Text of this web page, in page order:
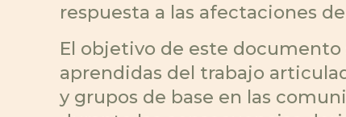
respuesta a las afectaciones
El objetivo de este documento
aprendidas del trabajo
y grupos de base en las